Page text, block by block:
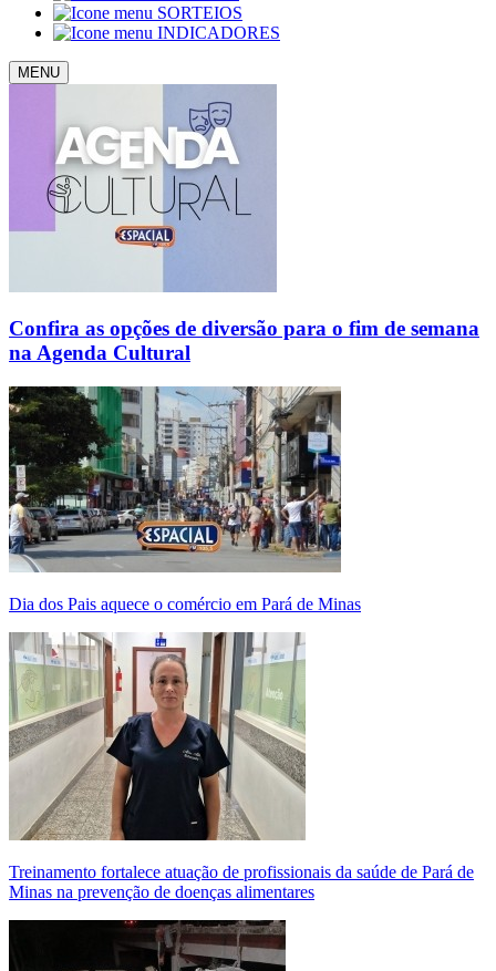
SORTEIOS
INDICADORES
MENU
Confira as opções de diversão para o fim de semana
na Agenda Cultural
Dia dos Pais aquece o comércio em Pará de Minas
Treinamento fortalece atuação de profissionais da saúde de Pará de
Minas na prevenção de doenças alimentares